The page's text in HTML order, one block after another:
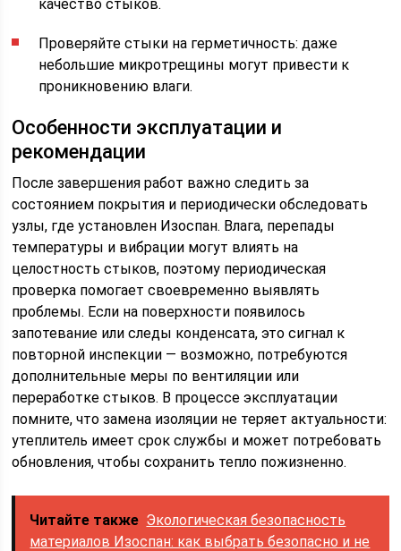
качество стыков.
Проверяйте стыки на герметичность: даже
небольшие микротрещины могут привести к
проникновению влаги.
Особенности эксплуатации и
рекомендации
После завершения работ важно следить за
состоянием покрытия и периодически обследовать
узлы, где установлен Изоспан. Влага, перепады
температуры и вибрации могут влиять на
целостность стыков, поэтому периодическая
проверка помогает своевременно выявлять
проблемы. Если на поверхности появилось
запотевание или следы конденсата, это сигнал к
повторной инспекции — возможно, потребуются
дополнительные меры по вентиляции или
переработке стыков. В процессе эксплуатации
помните, что замена изоляции не теряет актуальности:
утеплитель имеет срок службы и может потребовать
обновления, чтобы сохранить тепло пожизненно.
Читайте также Экологическая безопасность
материалов Изоспан: как выбрать безопасно и не